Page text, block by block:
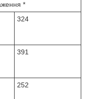
*
324
391
252